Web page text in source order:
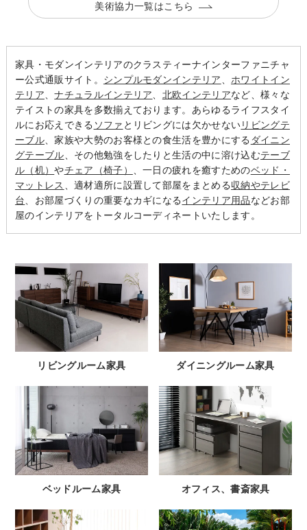
美術協力一覧はこちら
家具・モダンインテリアのクラスティーナインターファニチャ
ー公式通販サイト。 シンプルモダンインテリア
ホワイトイン
テリア 、ナチュラルインテリア 北欧インテリアなど、様々な
テイストの家具を多数揃えております。あらゆるライフスタイ
ルにお応えできる ソファ とリビングには欠かせないリビングテ
ーブル、家族や大勢のお客様との食生活を豊かにする ダイニン
グテーブル 、その他勉強をしたりと生活の中に溶け込むテーブ
ル（机）やチェア（椅子） 、一日の疲れを癒すためのベッド・
マットレス
、適材適所に設置して部屋をまとめる収納やテレビ
台 、お部屋づくりの重要なカギになるインテリア用品などお部
屋のインテリアをトータルコーディネートいたします。
リビングルーム家具 ダイニングルーム家具
ベッドルーム家具 オフィス、書斎家具